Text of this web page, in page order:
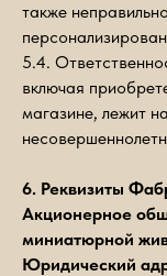
также
5.4.
включая
магазине, лежит
6. Реквизиты
Акционерное
миниатюрной
Юридический